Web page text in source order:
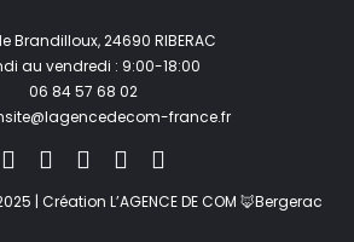
Brandilloux, 24690 RIBERAC
au vendredi : 9:00-18:00
06 84 57 68 02
france.fr
| Création L’AGENCE DE COM 🦊Bergerac